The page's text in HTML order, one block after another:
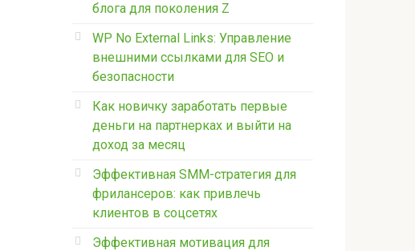
блога для поколения Z
WP No External Links: Управление
внешними ссылками для SEO и
безопасности
Как новичку заработать первые
деньги на партнерках и выйти на
доход за месяц
Эффективная SMM-стратегия для
фрилансеров: как привлечь
клиентов в соцсетях
Эффективная мотивация для